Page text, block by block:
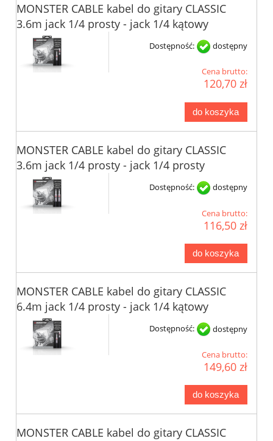
MONSTER CABLE kabel do gitary CLASSIC
3.6m jack 1/4 prosty - jack 1/4 kątowy
Dostępność: dostępny
Cena brutto:
120,70 zł
do koszyka
MONSTER CABLE kabel do gitary CLASSIC
3.6m jack 1/4 prosty - jack 1/4 prosty
Dostępność: dostępny
Cena brutto:
116,50 zł
do koszyka
MONSTER CABLE kabel do gitary CLASSIC
6.4m jack 1/4 prosty - jack 1/4 kątowy
Dostępność: dostępny
Cena brutto:
149,60 zł
do koszyka
MONSTER CABLE kabel do gitary CLASSIC